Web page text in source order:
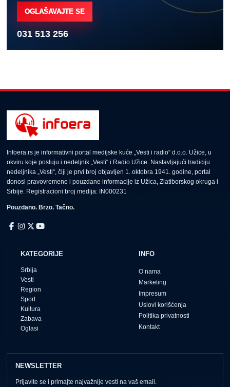
OGLAŠAVAJTE SE
031 513 256
Infoera.rs je informativni portal medijske kuće „Vesti i radio“ d.o.o. Užice, u
okviru koje posluju i nedeljnik „Vesti“ i Radio Užice. Nastavljajući tradiciju
nedeljnika „Vesti“, čiji je prvi broj objavljen 1. oktobra 1941. godine, portal
donosi pravovremene i pouzdane informacije iz Užica, Zlatiborskog okruga i
Srbije. Registracioni broj medija: IN000231
Pouzdano. Brzo. Tačno.
KATEGORIJE
Srbija
Vesti
Region
Sport
Kultura
Zabava
Oglasi
INFO
O nama
Marketing
Impresum
Uslovi korišćenja
Politika privatnosti
Kontakt
NEWSLETTER
Prijavite se i primajte najvažnije vesti na vaš email.